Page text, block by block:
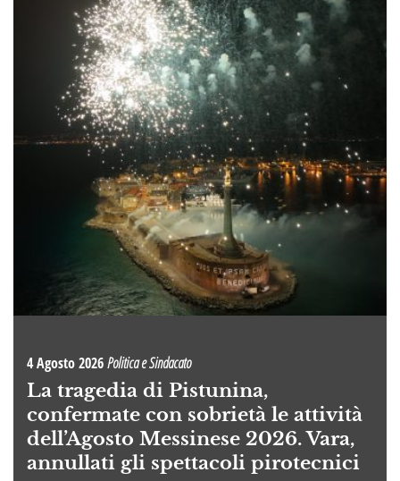
4 Agosto 2026Politica e Sindacato
La tragedia di Pistunina,
confermate con sobrietà le attività
dell’Agosto Messinese 2026. Vara,
annullati gli spettacoli pirotecnici